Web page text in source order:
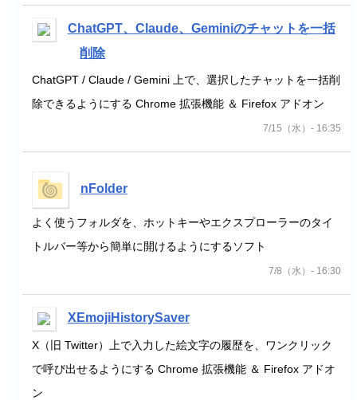
ChatGPT、Claude、Geminiのチャットを一括
削除
ChatGPT / Claude / Gemini 上で、選択したチャットを一括削
除できるようにする Chrome 拡張機能 ＆ Firefox アドオン
7/15（水）- 16:35
nFolder
よく使うフォルダを、ホットキーやエクスプローラーのタイ
トルバー等から簡単に開けるようにするソフト
7/8（水）- 16:30
XEmojiHistorySaver
X（旧 Twitter）上で入力した絵文字の履歴を、ワンクリック
で呼び出せるようにする Chrome 拡張機能 ＆ Firefox アドオ
ン